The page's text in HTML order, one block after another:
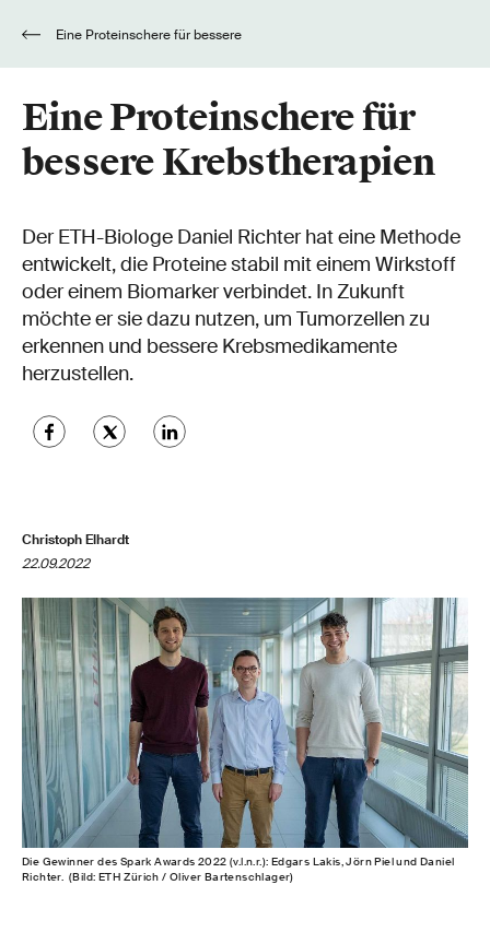
Eine Proteinschere für
bessere Krebstherapien
Der ETH-Biologe Daniel Richter hat eine Methode
entwickelt, die Proteine stabil mit einem Wirkstoff
oder einem Biomarker verbindet. In Zukunft
möchte er sie dazu nutzen, um Tumorzellen zu
erkennen und bessere Krebsmedikamente
herzustellen.
Christoph Elhardt
22.09.2022
Die Gewinner des Spark Awards 2022 (v.l.n.r.): Edgars Lakis, Jörn Piel und Daniel
Richter. (Bild: ETH Zürich / Oliver Bartenschlager)